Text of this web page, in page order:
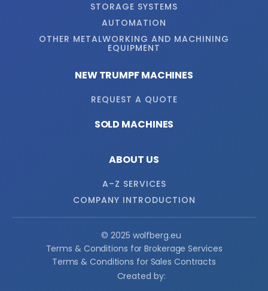
STORAGE SYSTEMS
AUTOMATION
OTHER METALWORKING AND MACHINING
EQUIPMENT
NEW TRUMPF MACHINES
REQUEST A QUOTE
SOLD MACHINES
ABOUT US
A–Z SERVICES
COMPANY INTRODUCTION
© 2025 wolfberg.eu
Terms & Conditions for Brokerage Services
Terms & Conditions for Sales Contracts
Created by: